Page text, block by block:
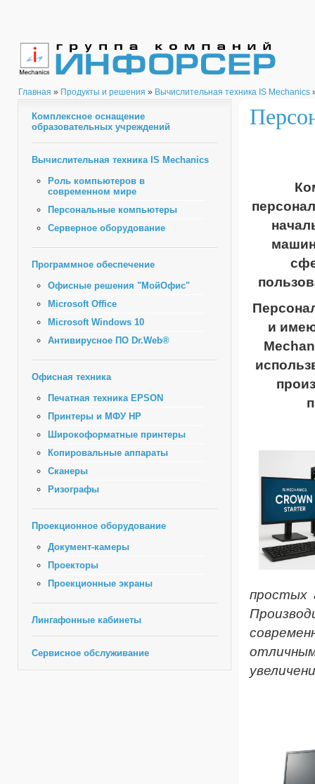
Главная » Продукты и решения » Вычислительная техника IS Mechanics
Комплексное оснащение
образовательных учреждений
Вычислительная техника IS Mechanics
Роль компьютеров в
современном мире
Персональные компьютеры
Серверное оборудование
Программное обеспечение
Офисные решения "МойОфис"
Microsoft Office
Microsoft Windows 10
Антивирусное ПО Dr.Web®
Офисная техника
Печатная техника EPSON
Принтеры и МФУ HP
Широкоформатные принтеры
Копировальные аппараты
Сканеры
Ризографы
Проекционное оборудование
Документ-камеры
Проекторы
Проекционные экраны
Лингафонные кабинеты
Сервисное обслуживание
и
простых